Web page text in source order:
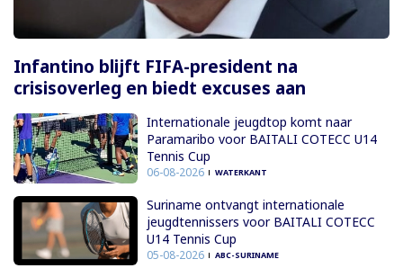
Infantino blijft FIFA-president na
crisisoverleg en biedt excuses aan
Internationale jeugdtop komt naar
Paramaribo voor BAITALI COTECC U14
Tennis Cup
06-08-2026 WATERKANT
Suriname ontvangt internationale
jeugdtennissers voor BAITALI COTECC
U14 Tennis Cup
05-08-2026 ABC-SURINAME